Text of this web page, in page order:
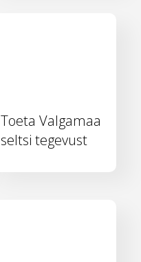
Toeta Valgamaa
seltsi tegevust